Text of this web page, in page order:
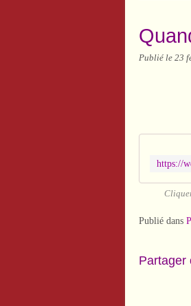
Publié le 23
Publié dans
Partager